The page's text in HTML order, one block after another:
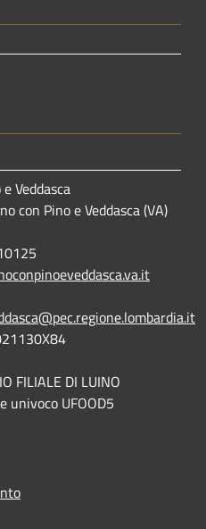
Veddasca
con Pino e Veddasca (VA)
FILIALE DI LUINO
univoco UFOOD5